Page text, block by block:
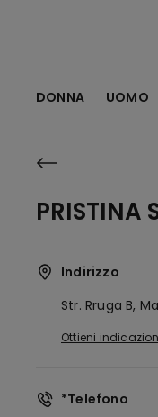
DONNA UOMO
PRISTINA
Indirizzo
Str. Rruga B,
Ottieni
*Telefono